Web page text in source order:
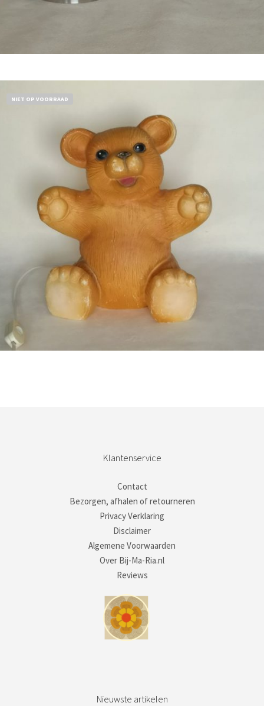
NIET OP VOORRAAD
Klantenservice
Contact
Bezorgen, afhalen of retourneren
Privacy Verklaring
Disclaimer
Algemene Voorwaarden
Over Bij-Ma-Ria.nl
Reviews
Nieuwste artikelen